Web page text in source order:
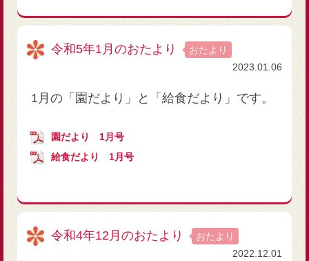
令和5年1月のおたより
おたより
2023.01.06
1月の「園だより」と「給食だより」です。
園だより 1月号
給食だより 1月号
令和4年12月のおたより
おたより
2022.12.01